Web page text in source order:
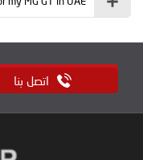
اتصل بنا